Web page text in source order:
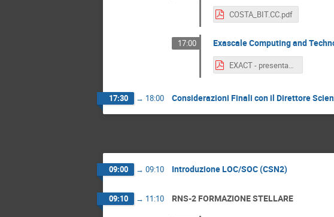
COSTA_BIT.CC.pdf
17:00 Exascale Computing and
EXACT - presentazione.pdf
17:30 → 18:00 Considerazioni Finali con il Direttore
09:00 → 09:10 Introduzione LOC/SOC (CSN2)
09:10 → 11:10 RNS-2 FORMAZIONE STELLARE